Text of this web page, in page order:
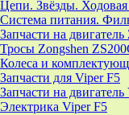
Цепи. Звёзды.
Система питания.
Запчасти на
Тросы Zongshen
Колеса и
Запчасти для Viper F5
Запчасти на
Электрика Viper F5